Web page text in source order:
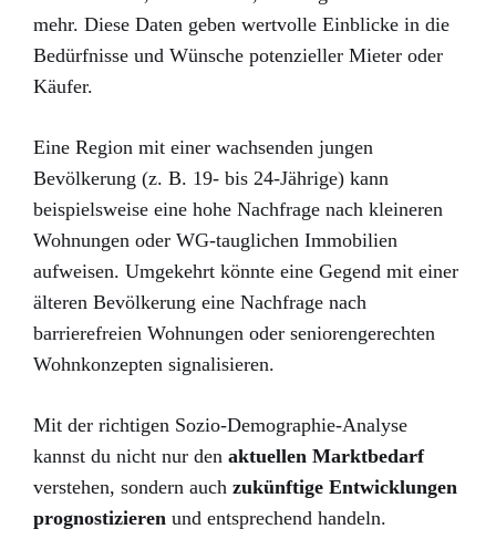
mehr. Diese Daten geben wertvolle Einblicke in die
Bedürfnisse und Wünsche potenzieller Mieter oder
Käufer.
Eine Region mit einer wachsenden jungen
Bevölkerung (z. B. 19- bis 24-Jährige) kann
beispielsweise eine hohe Nachfrage nach kleineren
Wohnungen oder WG-tauglichen Immobilien
aufweisen. Umgekehrt könnte eine Gegend mit einer
älteren Bevölkerung eine Nachfrage nach
barrierefreien Wohnungen oder seniorengerechten
Wohnkonzepten signalisieren.
Mit der richtigen Sozio-Demographie-Analyse
kannst du nicht nur den aktuellen Marktbedarf
verstehen, sondern auch zukünftige Entwicklungen
prognostizieren und entsprechend handeln.